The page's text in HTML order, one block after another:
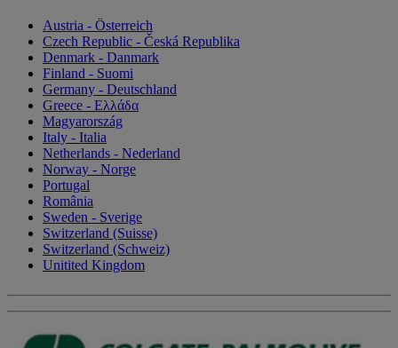
Austria - Österreich
Czech Republic - Česká Republika
Denmark - Danmark
Finland - Suomi
Germany - Deutschland
Greece - Ελλάδα
Magyarország
Italy - Italia
Netherlands - Nederland
Norway - Norge
Portugal
România
Sweden - Sverige
Switzerland (Suisse)
Switzerland (Schweiz)
Unitited Kingdom